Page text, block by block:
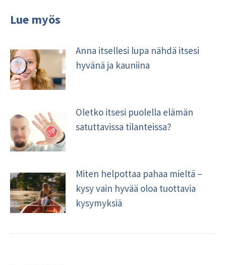
Lue myös
Anna itsellesi lupa nähdä itsesi
hyvänä ja kauniina
Oletko itsesi puolella elämän
satuttavissa tilanteissa?
Miten helpottaa pahaa mieltä –
kysy vain hyvää oloa tuottavia
kysymyksiä